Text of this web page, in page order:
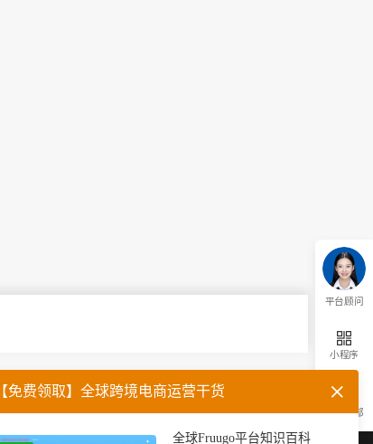
平台顾问
小程序
返回顶部
企业微信 官方公众号
【免费领取】全球跨境电商运营干货
全球Fruugo平台知识百科